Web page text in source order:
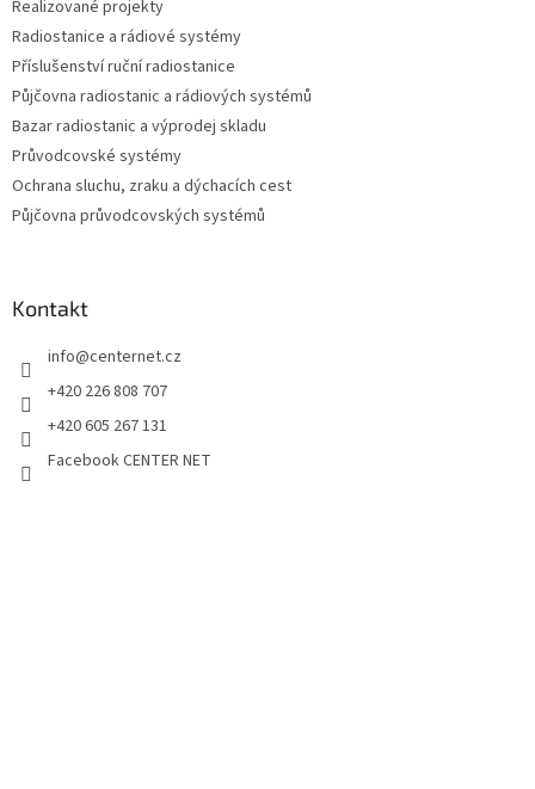
v
s
Realizované projekty
Radiostanice a rádiové systémy
Příslušenství ruční radiostanice
Půjčovna radiostanic a rádiových systémů
Bazar radiostanic a výprodej skladu
Průvodcovské systémy
Ochrana sluchu, zraku a dýchacích cest
Půjčovna průvodcovských systémů
Kontakt
info@centernet.cz
+420 226 808 707
+420 605 267 131
Facebook CENTER NET